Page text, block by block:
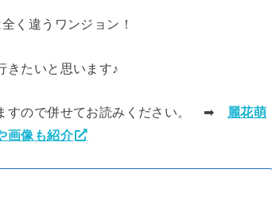
く違うワンジョン！
きたいと思います♪
すので併せてお読みください。 ➡︎ 麗花萌
画像も紹介